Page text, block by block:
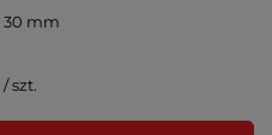
30 mm
/szt.